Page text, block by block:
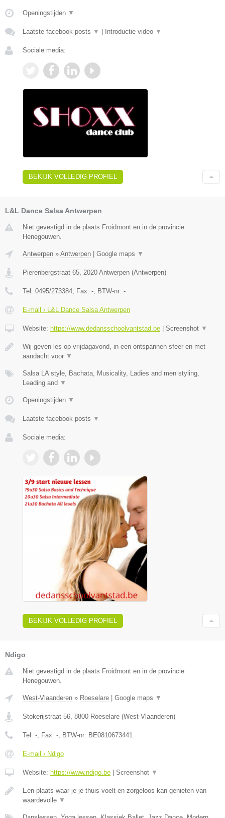
Openingstijden ▼
Laatste facebook posts ▼ | Introductie video ▼
Sociale media:
BEKIJK VOLLEDIG PROFIEL
L&L Dance Salsa Antwerpen
Niet gevestigd in de plaats Froidmont en in de provincie
Henegouwen.
Antwerpen » Antwerpen | Google maps ▼
Pierenbergstraat 65 2020 Antwerpen (Antwerpen)
Tel: 0495/273384 , Fax: - , BTW-nr: -
E-mail › L&L Dance Salsa Antwerpen
Website: https://www.dedansschoolvantstad.be | Screenshot ▼
Wij geven les op vrijdagavond, in een ontspannen sfeer en met
aandacht voor ▼
Salsa LA style, Bachata, Musicality, Ladies and men styling,
Leading and ▼
Openingstijden ▼
Laatste facebook posts ▼
Sociale media:
BEKIJK VOLLEDIG PROFIEL
Ndigo
Niet gevestigd in de plaats Froidmont en in de provincie
Henegouwen.
West-Vlaanderen » Roeselare | Google maps ▼
Stokerijstraat 56 8800 Roeselare (West-Vlaanderen)
Tel: - , Fax: - , BTW-nr: BE0810673441
E-mail › Ndigo
Website: https://www.ndigo.be | Screenshot ▼
Een plaats waar je je thuis voelt en zorgeloos kan genieten van
waardevolle ▼